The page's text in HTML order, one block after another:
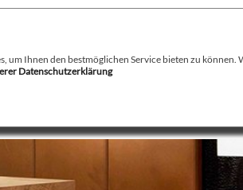
um Ihnen den bestmöglichen Service bieten zu
Datenschutzerklärung
August